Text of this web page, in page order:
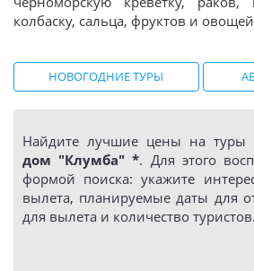
колбаску, сальца, фруктов и
НОВОГОДНИЕ ТУРЫ
Найдите лучшие цены на туры
дом "Клумба" *. Для этого
формой поиска: укажите
вылета, планируемые даты для
для вылета и количество туристов.